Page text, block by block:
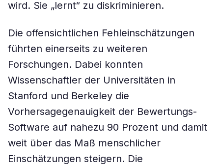
wird. Sie „lernt“ zu diskriminieren.
Die offensichtlichen Fehleinschätzungen
führten einerseits zu weiteren
Forschungen. Dabei konnten
Wissenschaftler der Universitäten in
Stanford und Berkeley die
Vorhersagegenauigkeit der Bewertungs-
Software auf nahezu 90 Prozent und damit
weit über das Maß menschlicher
Einschätzungen steigern. Die